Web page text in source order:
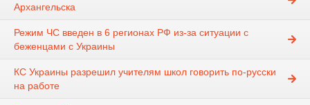
Архангельска
Режим ЧС введен в 6 регионах РФ из-за ситуации с
беженцами с Украины
КС Украины разрешил учителям школ говорить по-русски
на работе